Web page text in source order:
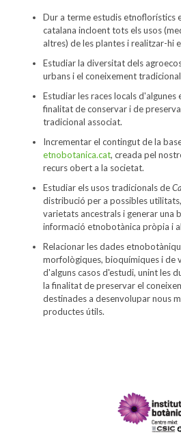
Dur a terme estudis etnoflorístics
catalana incloent tots els usos
altres) de les plantes i realitzar-hi
Estudiar la diversitat dels
urbans i el coneixement
Estudiar les races locals d'algunes
finalitat de conservar i de
tradicional associat.
Incrementar el contingut de la
etnobotanica.cat, creada pel
recurs obert a la societat.
Estudiar els usos tradicionals de
distribució per a possibles
varietats ancestrals i generar una
informació etnobotànica pròpia i
Relacionar les dades
morfològiques, bioquímiques i de
d'alguns casos d'estudi, unint les
la finalitat de preservar el
destinades a desenvolupar nous
productes útils.